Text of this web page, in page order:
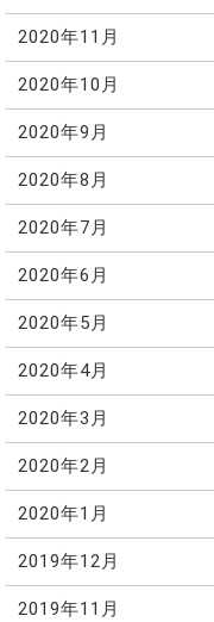
2020年11月
2020年10月
2020年9月
2020年8月
2020年7月
2020年6月
2020年5月
2020年4月
2020年3月
2020年2月
2020年1月
2019年12月
2019年11月